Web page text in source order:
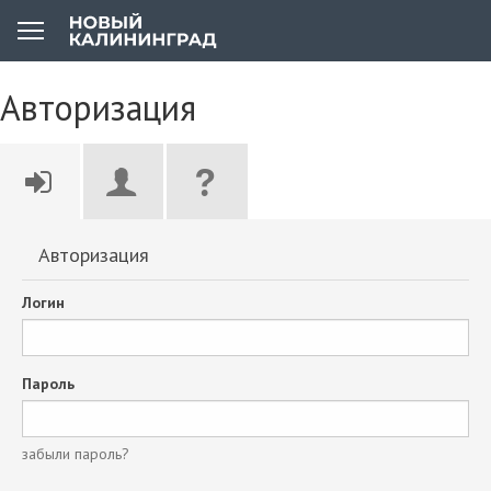
Авторизация
Авторизация
Логин
Пароль
забыли пароль?